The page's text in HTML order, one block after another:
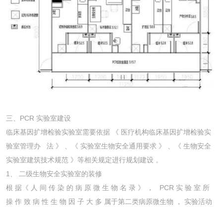
三、PCR 实验室建设
临床基因扩增检验实验室需要依据 《 医疗机构临床基因扩增检验实
验室管理办 法 》 、《 实验室生物安全通用要求 》 、《 生物安全
实验室建筑技术规范 》等相关规定进行规划建设 。
1、 二级生物安全实验室的装修
根 据《 人 间 传 染 的 病 原 微 生 物 名 录 》 ， PCR 实 验 室 所
操 作 致 病 性 生 物 因 子 大 多 属于第二类病原微生物 ， 实验活动